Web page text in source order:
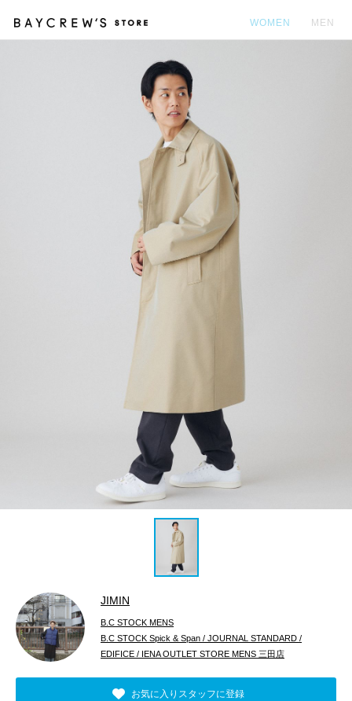
WOMEN MEN
JIMIN
B.C STOCK MENS
B.C STOCK Spick & Span / JOURNAL STANDARD /
EDIFICE / IENA OUTLET STORE MENS 三田店
お気に入りスタッフに登録